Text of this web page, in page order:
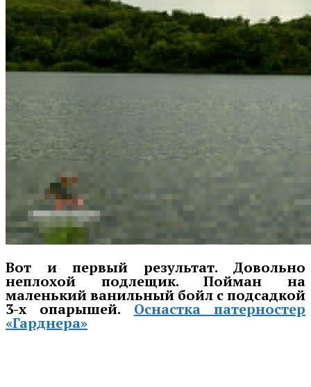
Вот и первый результат. Довольно
неплохой подлещик. Пойман на
маленький ванильный бойл с подсадкой
3-х опарышей. Оснастка патерностер
«Гарднера»